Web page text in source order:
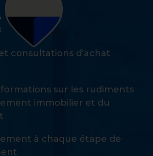
consultations d’achat
sur les rudiments
immobilier et du
à chaque étape de